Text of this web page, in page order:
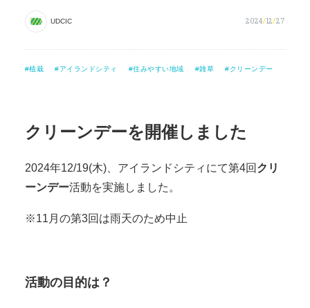
UDCIC 2024/12/27
植栽 アイランドシティ 住みやすい地域 雑草 クリーンデー
クリーンデーを開催しました
2024年12/19(木)、アイランドシティにて第4回 クリ
ーンデー活動を実施しました。
※11月の第3回は雨天のため中止
活動の目的は？